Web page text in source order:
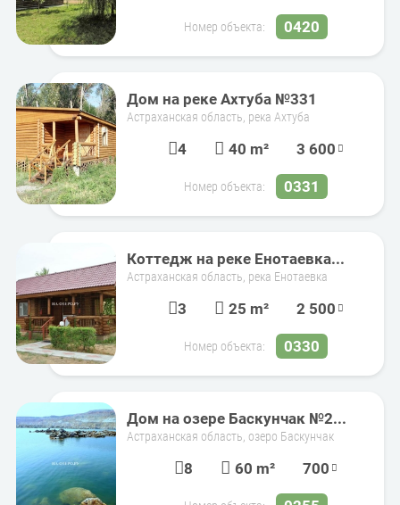
Номер объекта: 0420
Дом на реке Ахтуба №331
Астраханская область, река Ахтуба
4 40 m² 3 600
Номер объекта: 0331
Коттедж на реке Енотаевка...
Астраханская область, река Енотаевка
3 25 m² 2 500
Номер объекта: 0330
Дом на озере Баскунчак №2...
Астраханская область, озеро Баскунчак
8 60 m² 700